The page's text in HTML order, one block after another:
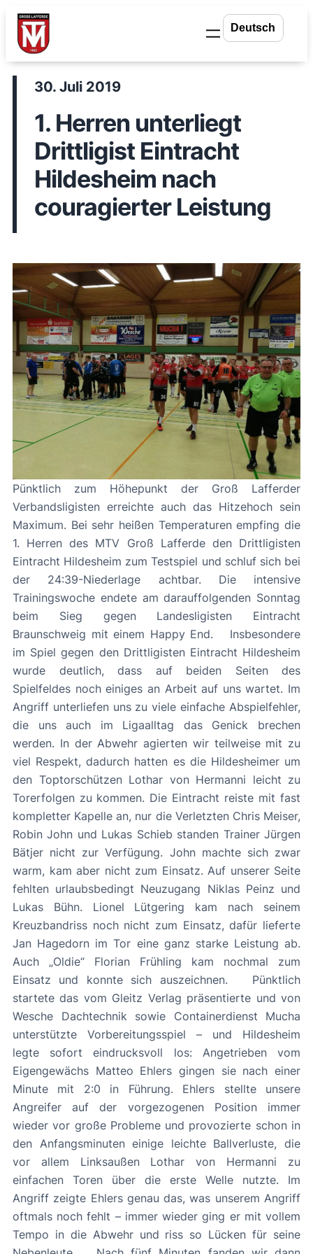
Zum
Inhalt
springen
30. Juli 2019
1. Herren unterliegt
Drittligist Eintracht
Hildesheim nach
couragierter Leistung
Pünktlich zum Höhepunkt der Groß Lafferder
Verbandsligisten erreichte auch das Hitzehoch sein
Maximum. Bei sehr heißen Temperaturen empfing die
1. Herren des MTV Groß Lafferde den Drittligisten
Eintracht Hildesheim zum Testspiel und schluf sich bei
der 24:39-Niederlage achtbar. Die intensive
Trainingswoche endete am darauffolgenden Sonntag
beim Sieg gegen Landesligisten Eintracht
Braunschweig mit einem Happy End. Insbesondere
im Spiel gegen den Drittligisten Eintracht Hildesheim
wurde deutlich, dass auf beiden Seiten des
Spielfeldes noch einiges an Arbeit auf uns wartet. Im
Angriff unterliefen uns zu viele einfache Abspielfehler,
die uns auch im Ligaalltag das Genick brechen
werden. In der Abwehr agierten wir teilweise mit zu
viel Respekt, dadurch hatten es die Hildesheimer um
den Toptorschützen Lothar von Hermanni leicht zu
Torerfolgen zu kommen. Die Eintracht reiste mit fast
kompletter Kapelle an, nur die Verletzten Chris Meiser,
Robin John und Lukas Schieb standen Trainer Jürgen
Bätjer nicht zur Verfügung. John machte sich zwar
warm, kam aber nicht zum Einsatz. Auf unserer Seite
fehlten urlaubsbedingt Neuzugang Niklas Peinz und
Lukas Bühn. Lionel Lütgering kam nach seinem
Kreuzbandriss noch nicht zum Einsatz, dafür lieferte
Jan Hagedorn im Tor eine ganz starke Leistung ab.
Auch „Oldie“ Florian Frühling kam nochmal zum
Einsatz und konnte sich auszeichnen. Pünktlich
startete das vom Gleitz Verlag präsentierte und von
Wesche Dachtechnik sowie Containerdienst Mucha
unterstützte Vorbereitungsspiel – und Hildesheim
legte sofort eindrucksvoll los: Angetrieben vom
Eigengewächs Matteo Ehlers gingen sie nach einer
Minute mit 2:0 in Führung. Ehlers stellte unsere
Angreifer auf der vorgezogenen Position immer
wieder vor große Probleme und provozierte schon in
den Anfangsminuten einige leichte Ballverluste, die
vor allem Linksaußen Lothar von Hermanni zu
einfachen Toren über die erste Welle nutzte. Im
Angriff zeigte Ehlers genau das, was unserem Angriff
oftmals noch fehlt – immer wieder ging er mit vollem
Tempo in die Abwehr und riss so Lücken für seine